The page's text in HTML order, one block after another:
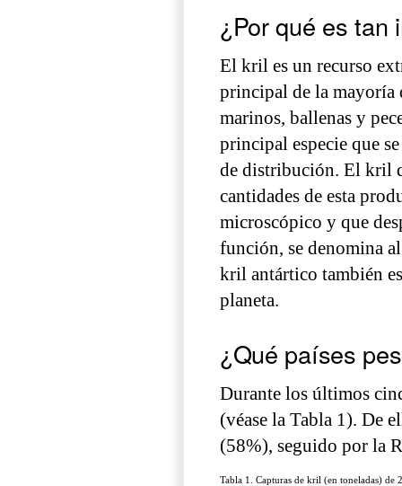
¿Por qué es tan
El kril es un recurso
principal de la mayoría
marinos, ballenas y
principal especie que
de distribución. El kril
cantidades de esta
microscópico y que
función, se denomina
kril antártico también
planeta.
¿Qué países
Durante los últimos
(véase la Tabla 1). De
(58%), seguido por la
Tabla 1. Capturas de kril (en toneladas) de